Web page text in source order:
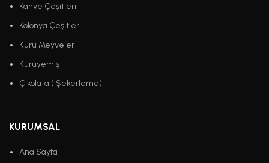
Kahve Çeşitleri
Kolonya Çeşitleri
Kuru Meyveler
Kuruyemiş
Çikolata ( Şekerleme)
KURUMSAL
Ana Sayfa